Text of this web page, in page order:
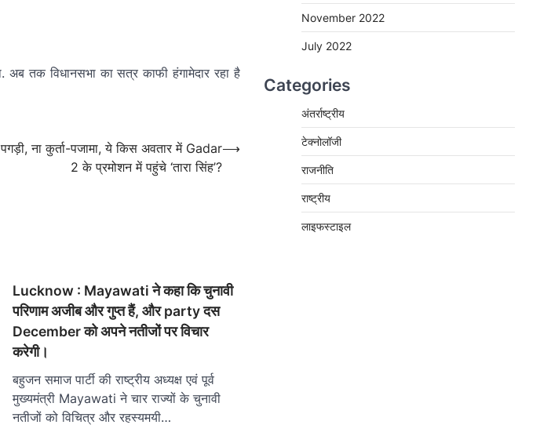
तक विधानसभा का सत्र काफी हंगामेदार रहा है
ना कुर्ता-पजामा, ये किस अवतार में Gadar
2 के प्रमोशन में पहुंचे ‘तारा सिंह’?
⟶
Lucknow : Mayawati ने कहा कि चुनावी
परिणाम अजीब और गुप्त हैं, और party दस
December को अपने नतीजों पर विचार
करेगी।
बहुजन समाज पार्टी की राष्ट्रीय अध्यक्ष एवं पूर्व
मुख्यमंत्री Mayawati ने चार राज्यों के चुनावी
नतीजों को विचित्र और रहस्यमयी…
November 2022
July 2022
Categories
अंतर्राष्ट्रीय
टेक्नोलॉजी
राजनीति
राष्ट्रीय
लाइफस्टाइल